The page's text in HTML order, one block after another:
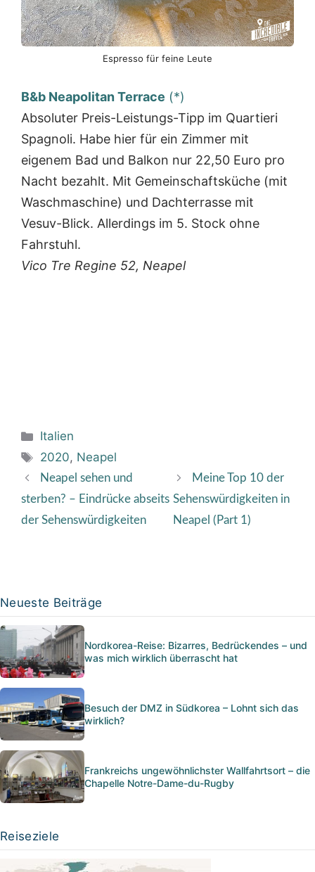
Espresso für feine Leute
B&b Neapolitan Terrace (*)
Absoluter Preis-Leistungs-Tipp im Quartieri
Spagnoli. Habe hier für ein Zimmer mit
eigenem Bad und Balkon nur 22,50 Euro pro
Nacht bezahlt. Mit Gemeinschaftsküche (mit
Waschmaschine) und Dachterrasse mit
Vesuv-Blick. Allerdings im 5. Stock ohne
Fahrstuhl.
Vico Tre Regine 52, Neapel
Kategorien
Italien
Schlagwörter
2020, Neapel
Neapel sehen und
sterben? – Eindrücke abseits
der Sehenswürdigkeiten
Meine Top 10 der
Sehenswürdigkeiten in
Neapel (Part 1)
Neueste Beiträge
Nordkorea-Reise: Bizarres, Bedrückendes – und
was mich wirklich überrascht hat
Besuch der DMZ in Südkorea – Lohnt sich das
wirklich?
Frankreichs ungewöhnlichster Wallfahrtsort – die
Chapelle Notre-Dame-du-Rugby
Reiseziele